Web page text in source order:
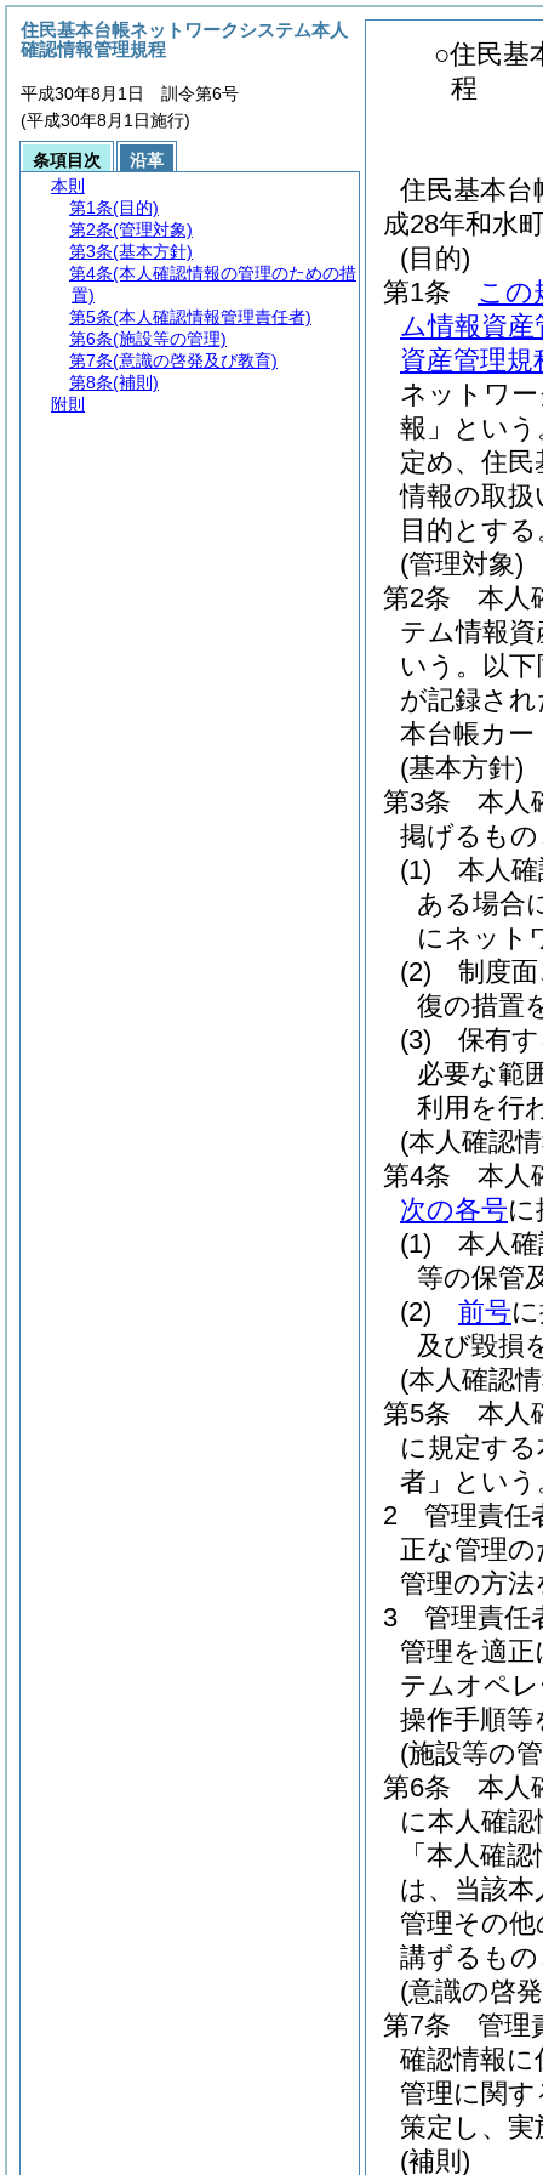
○住民基
程
住民基本
成28年和水
(目的)
第1条
この
ム情報資産
資産管理
ネットワ
報」という
定め、住
情報の取
目的とする
(管理対象)
第2条
本人
テム情報資
いう。以下
が記録さ
本台帳カ
(基本方針)
第3条
本人
掲げるも
(1)
本人
ある場合
にネット
(2)
制度
復の措置
(3)
保有
必要な範
利用を行
(本人確認
第4条
本人
次の各号
(1)
本人
等の保管
(2)
前号
及び毀損
(本人確認
第5条
本人
に規定す
者」という
2
管理責任
正な管理
管理の方
3
管理責任
管理を適
テムオペ
操作手順
(施設等の
第6条
本人
に本人確
「本人確
は、当該
管理その
講ずるも
(意識の啓
第7条
管理
確認情報
管理に関
策定し、
(補則)
住民基本台帳ネットワークシステム本人
確認情報管理規程
平成30年8月1日 訓令第6号
(平成30年8月1日施行)
条項目次
沿革
本則
第1条(目的)
第2条(管理対象)
第3条(基本方針)
第4条(本人確認情報の管理のための措
置)
第5条(本人確認情報管理責任者)
第6条(施設等の管理)
第7条(意識の啓発及び教育)
第8条(補則)
附則